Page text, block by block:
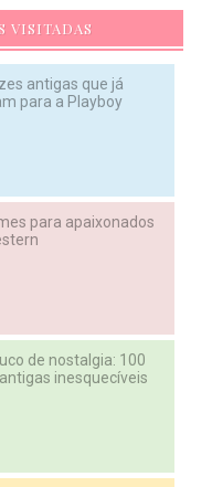
VISITADAS
antigas que já
para a Playboy
para apaixonados
de nostalgia: 100
inesquecíveis